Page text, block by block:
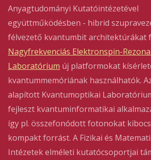
Anyagtudományi Kutatóintézetével
együttműködésben - hibrid
félvezető kvantumbit architektúrákat
Nagyfrekvenciás Elektronspin-
Laboratórium új platformokat
kvantummemóriának használhatók.
alapított Kvantumoptikai
fejleszt kvantuminformatikai
így pl. összefonódott fotonokat
kompakt forrást. A Fizikai és
Intézetek elméleti kutatócsoportjai